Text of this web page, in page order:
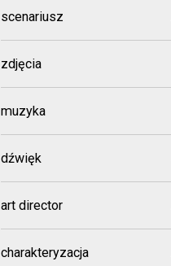
scenariusz
zdjęcia
muzyka
dźwięk
art director
charakteryzacja